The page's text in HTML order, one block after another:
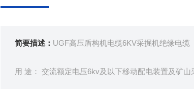
简要描述： UGF高压盾构机电缆6KV采掘机绝缘电缆
用 途： 交流额定电压6kv及以下移动配电装置及矿山